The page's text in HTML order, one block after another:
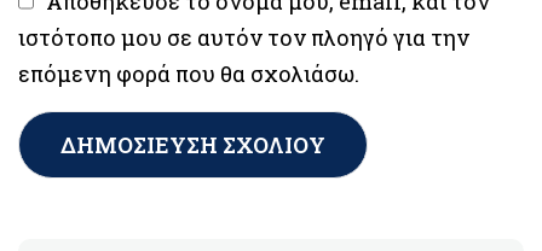
ιστότοπο μου σε αυτόν τον πλοηγό για την
επόμενη φορά που θα σχολιάσω.